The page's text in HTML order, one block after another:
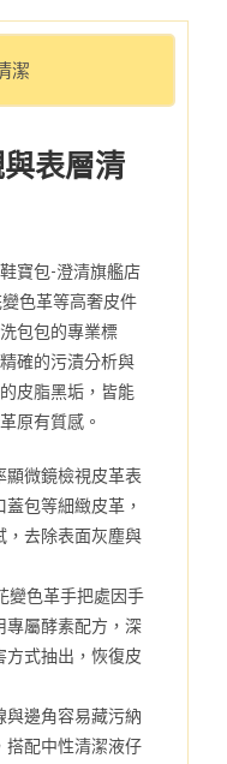
潔
表層清
鞋寶包-澄清旗艦店
色革等高奢皮件
包包的專業標
確的污漬分析與
皮脂黑垢，皆能
原有質感。
顯微鏡檢視皮革表
包等細緻皮革，
，去除表面灰塵與
變色革手把處因手
專屬酵素配方，深
方式抽出，恢復皮
與邊角容易藏污納
搭配中性清潔液仔